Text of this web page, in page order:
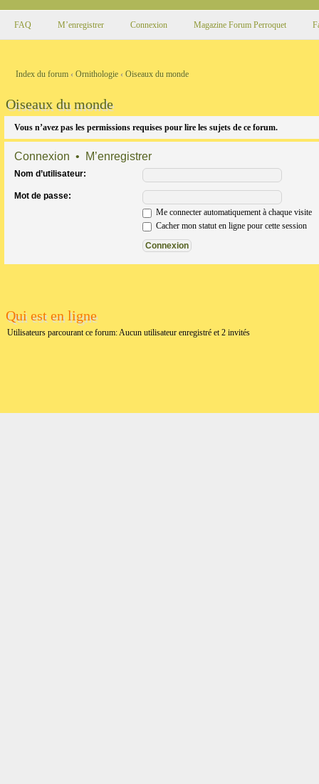
FAQ M’enregistrer Connexion Magazine Forum Perroquet
Index du forum ‹ Ornithologie ‹ Oiseaux du monde
Oiseaux du monde
Vous n’avez pas les permissions requises pour lire les sujets de ce forum.
Connexion • M’enregistrer
Nom d’utilisateur:
Mot de passe:
Me connecter automatiquement à chaque visite
Cacher mon statut en ligne pour cette session
Qui est en ligne
Utilisateurs parcourant ce forum: Aucun utilisateur enregistré et 2 invités